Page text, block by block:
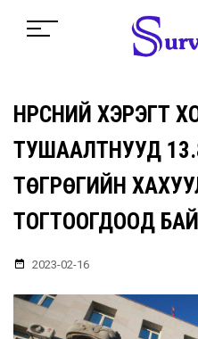
НҮҮРСНИЙ ХЭРЭГТ
ТУШААЛТНУУД
ТӨГРӨГИЙН
ТОГТООГДООД
2023-02-16